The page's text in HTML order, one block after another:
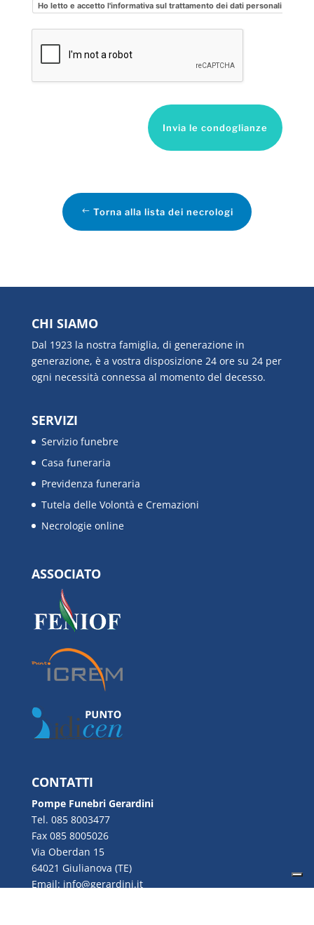
Ho letto e accetto l'informativa sul trattamento dei dati personali
Invia le condoglianze
Torna alla lista dei necrologi
CHI SIAMO
Dal 1923 la nostra famiglia, di generazione in
generazione, è a vostra disposizione 24 ore su 24 per
ogni necessità connessa al momento del decesso.
SERVIZI
Servizio funebre
Casa funeraria
Previdenza funeraria
Tutela delle Volontà e Cremazioni
Necrologie online
ASSOCIATO
CONTATTI
Pompe Funebri Gerardini
Tel. 085 8003477
Fax 085 8005026
Via Oberdan 15
64021 Giulianova (TE)
Email: info@gerardini.it